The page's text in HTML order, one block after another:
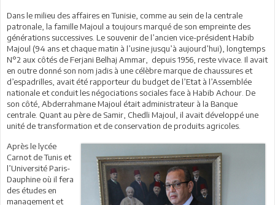
Dans le milieu des affaires en Tunisie, comme au sein de la centrale
patronale, la famille Majoul a toujours marqué de son empreinte des
générations successives. Le souvenir de l’ancien vice-président Habib
Majoul (94 ans et chaque matin à l’usine jusqu’à aujourd’hui), longtemps
N°2 aux côtés de Ferjani Belhaj Ammar, depuis 1956, reste vivace. Il avait
en outre donné son nom jadis à une célèbre marque de chaussures et
d’espadrilles, avait été rapporteur du budget de l’Etat à l’Assemblée
nationale et conduit les négociations sociales face à Habib Achour. De
son côté, Abderrahmane Majoul était administrateur à la Banque
centrale. Quant au père de Samir, Chedli Majoul, il avait développé une
unité de transformation et de conservation de produits agricoles.
Après le lycée
Carnot de Tunis et
l’Université Paris-
Dauphine où il fera
des études en
management et